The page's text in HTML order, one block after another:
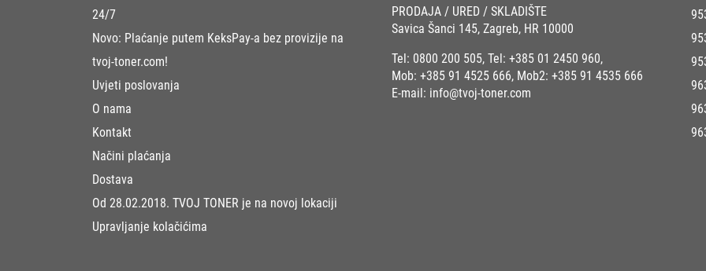
24/7
Novo: Plaćanje putem KeksPay-a bez provizije na
tvoj-toner.com!
Uvjeti poslovanja
O nama
Kontakt
Načini plaćanja
Dostava
Od 28.02.2018. TVOJ TONER je na novoj lokaciji
Upravljanje kolačićima
PRODAJA / URED / SKLADIŠTE
Savica Šanci 145, Zagreb, HR 10000
Tel: 0800 200 505, Tel: +385 01 2450 960,
Mob: +385 91 4525 666, Mob2: +385 91 4535 666
E-mail: info@tvoj-toner.com